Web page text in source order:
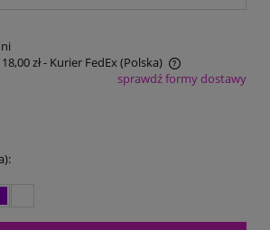
zł- Kurier FedEx(Polska)
ewentualnych kosztów płatnościsprawdź formy dostawy